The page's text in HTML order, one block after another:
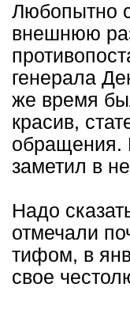
Любопытно
внешнюю
генерала
же время
красив,
обращения.
заметил в
Надо
отмечали
тифом, в
свое